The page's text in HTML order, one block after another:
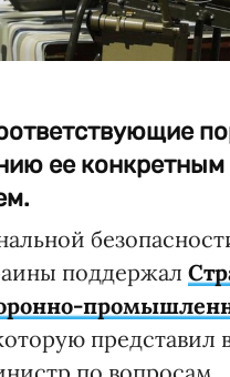
ее конкретным
поддержал
представил